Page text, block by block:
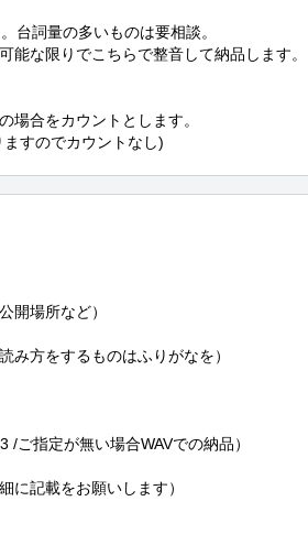
台詞量の多いものは要相談。
な限りでこちらで整音して納品します。
合をカウントとします。
すのでカウントなし)
開場所など）
方をするものはふりがなを）
ご指定が無い場合WAVでの納品）
記載をお願いします）